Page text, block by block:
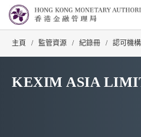
主頁 / 監管資源 / 紀錄冊 / 認可機
KEXIM ASIA